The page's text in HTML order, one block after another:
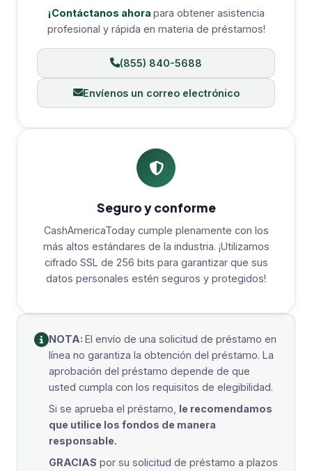
¡Contáctanos ahora para obtener asistencia
profesional y rápida en materia de préstamos!
(855) 840-5688
Envíenos un correo electrónico
Seguro y conforme
CashAmericaToday cumple plenamente con los
más altos estándares de la industria. ¡Utilizamos
cifrado SSL de 256 bits para garantizar que sus
datos personales estén seguros y protegidos!
NOTA: El envío de una solicitud de préstamo en
línea no garantiza la obtención del préstamo. La
aprobación del préstamo depende de que
usted cumpla con los requisitos de elegibilidad.
Si se aprueba el préstamo, le recomendamos
que utilice los fondos de manera
responsable.
GRACIAS por su solicitud de préstamo a plazos